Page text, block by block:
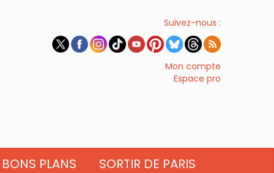
Suivez-nous :
Mon compte
Espace pro
BONS PLANS SORTIR DE PARIS